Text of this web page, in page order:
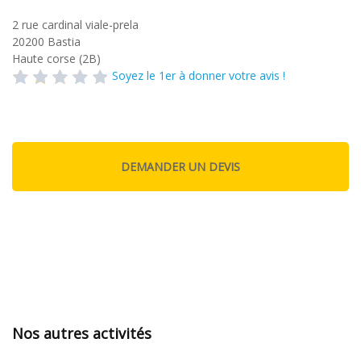
2 rue cardinal viale-prela
20200 Bastia
Haute corse (2B)
Soyez le 1er à donner votre avis !
Nos autres activités